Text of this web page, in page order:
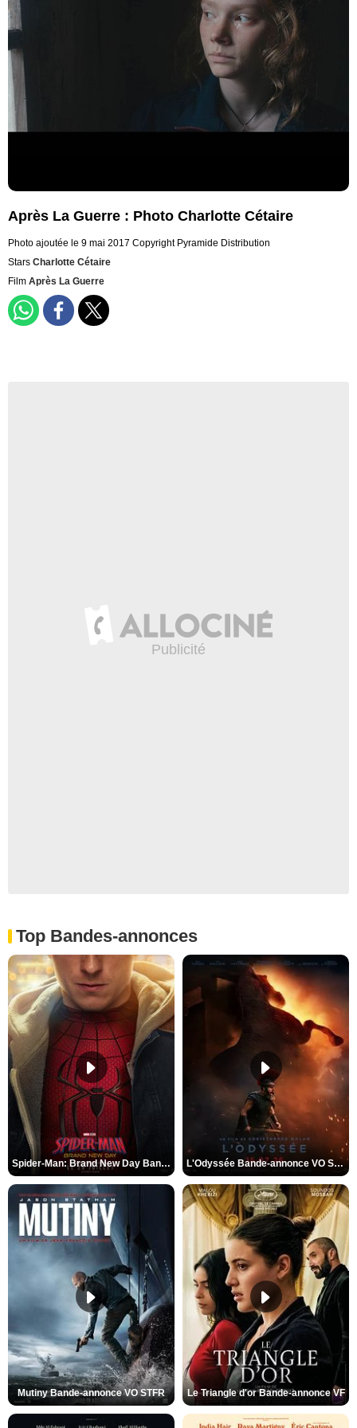
Après La Guerre : Photo Charlotte Cétaire
Photo ajoutée le 9 mai 2017 Copyright Pyramide Distribution
Stars Charlotte Cétaire
Film Après La Guerre
Top Bandes-annonces
Spider-Man: Brand New Day Bande-annonce VO STFR L'Odyssée Bande-annonce VO STFR
Mutiny Bande-annonce VO STFR Le Triangle d'or Bande-annonce VF